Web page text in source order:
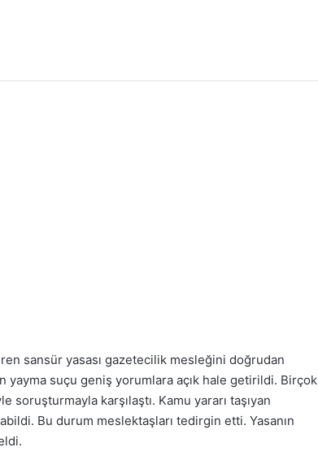
sansür yasası gazetecilik mesleğini doğrudan
yayma suçu geniş yorumlara açık hale getirildi. Birçok
soruşturmayla karşılaştı. Kamu yararı taşıyan
Bu durum meslektaşları tedirgin etti. Yasanın